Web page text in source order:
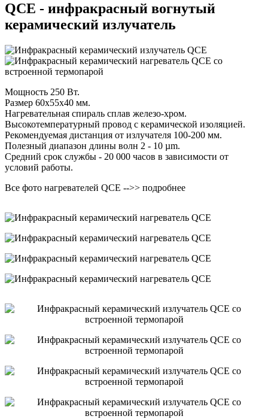
QCE - инфракрасный вогнутый
керамический излучатель
Мощность 250 Вт.
Размер 60х55х40 мм.
Нагревательная спираль сплав железо-хром.
Высокотемпературный провод с керамической изоляцией.
Рекомендуемая дистанция от излучателя 100-200 мм.
Полезный диапазон длины волн 2 - 10 µm.
Средний срок службы - 20 000 часов в зависимости от
условий работы.
Все фото нагревателей QCE -->> подробнее